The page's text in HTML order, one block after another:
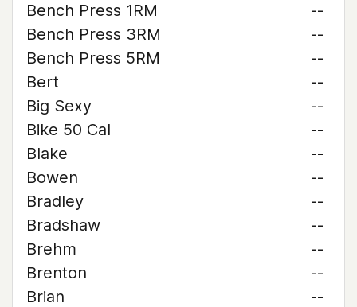
Bench Press 1RM
--
Bench Press 3RM
--
Bench Press 5RM
--
Bert
--
Big Sexy
--
Bike 50 Cal
--
Blake
--
Bowen
--
Bradley
--
Bradshaw
--
Brehm
--
Brenton
--
Brian
--